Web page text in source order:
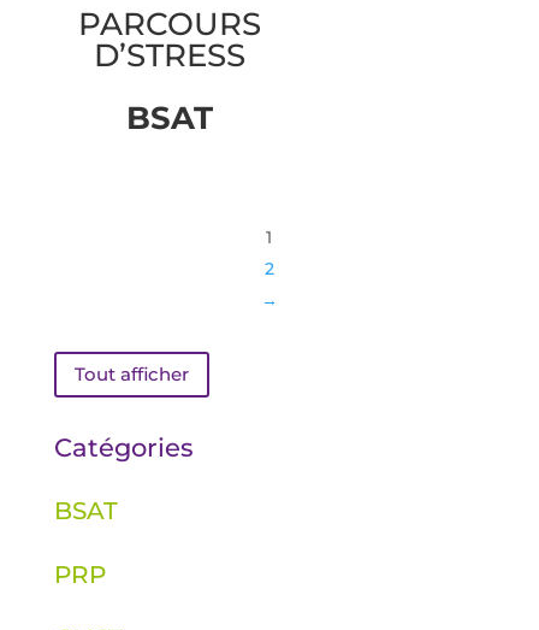
PARCOURS
D’STRESS
BSAT
1
2
→
Tout afficher
Catégories
BSAT
PRP